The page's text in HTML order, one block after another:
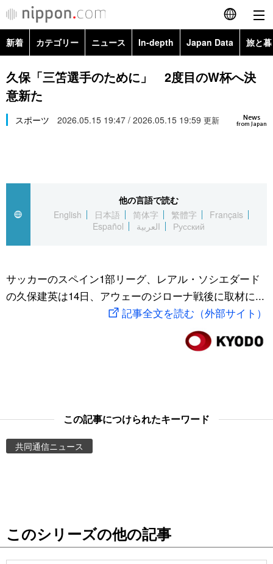
English
简体字
Русский
カテゴリー
経済・ビジネス
国際
文化
トップ
アーカイブ
In-depth
Japan Data
動画/Live
お知らせ
新着 カテゴリー ニュース In-depth Japan Data 旅と
政治・外交
経済・ビジネス
スポーツ・東京2020
Topics
久保「三笘選手のために」 2度目のW杯へ決
意新た
News
from Japan
スポーツ 2026.05.15 19:47 / 2026.05.15 19:59 更新
他の言語で読む
English
日本語 简体字 繁體字
Français
Español
العربية Русский
サッカーのスペイン1部リーグ、レアル・ソシエダード
の久保建英は14日、アウェーのジローナ戦後に取材に...
記事全文を読む（外部サイト）
この記事につけられたキーワード
共同通信ニュース
このシリーズの他の記事